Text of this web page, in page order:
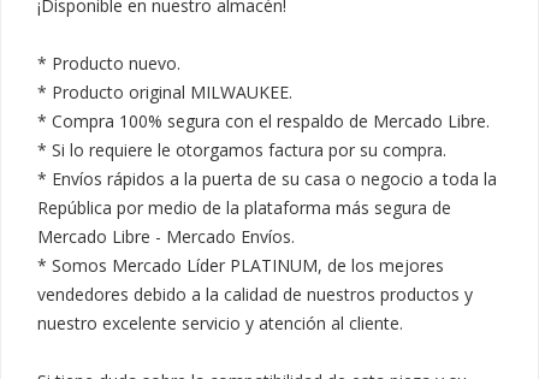
¡Disponible en nuestro almacén!
* Producto nuevo.
* Producto original MILWAUKEE.
* Compra 100% segura con el respaldo de Mercado Libre.
* Si lo requiere le otorgamos factura por su compra.
* Envíos rápidos a la puerta de su casa o negocio a toda la
República por medio de la plataforma más segura de
Mercado Libre - Mercado Envíos.
* Somos Mercado Líder PLATINUM, de los mejores
vendedores debido a la calidad de nuestros productos y
nuestro excelente servicio y atención al cliente.